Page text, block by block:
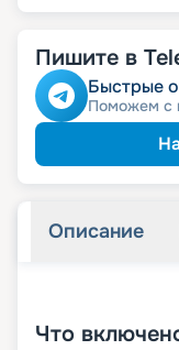
Пишите в
Быстрые
Поможем с
Описание
Что